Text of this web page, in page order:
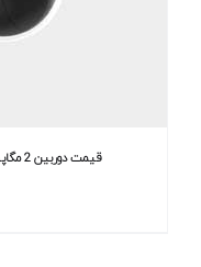
قیمت دوربین 2 مگاپیکسلی هایلوک مدل PTZ‐P332ZI‐DE3